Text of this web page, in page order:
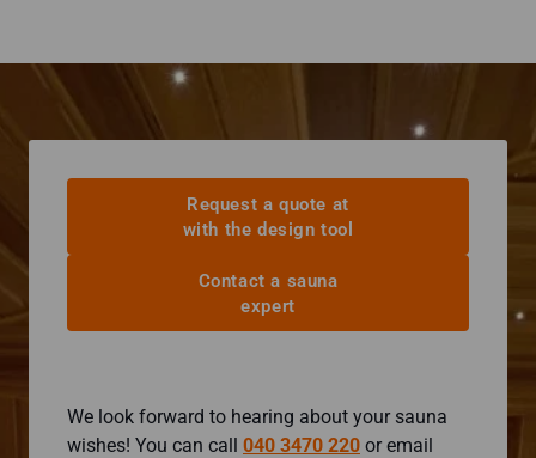
Request a quote at
with the design tool
Contact a sauna
expert
We look forward to hearing about your sauna
wishes! You can call 040 3470 220 or email